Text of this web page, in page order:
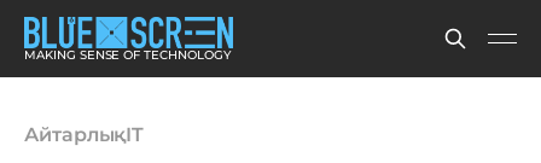
MAKING SENSE OF TECHNOLOGY
АйтарлықIT